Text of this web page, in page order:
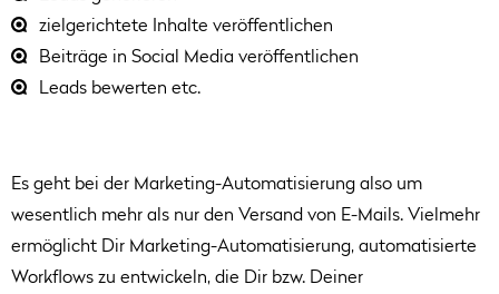
zielgerichtete Inhalte veröffentlichen
Beiträge in Social Media veröffentlichen
Leads bewerten etc.
Es geht bei der Marketing-Automatisierung also um
wesentlich mehr als nur den Versand von E-Mails. Vielmehr
ermöglicht Dir Marketing-Automatisierung, automatisierte
Workflows zu entwickeln, die Dir bzw. Deiner